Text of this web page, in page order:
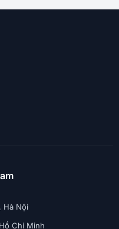
Hà Nội
Chí Minh